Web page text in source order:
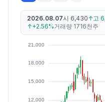
2026.08.07시 6,430 ↑고
↑+2.56%거래량 1716천주